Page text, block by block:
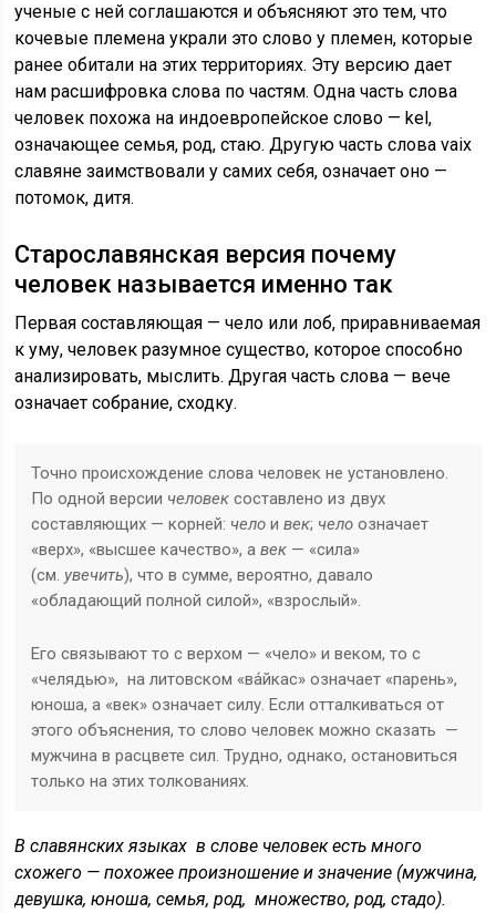
ученые с ней соглашаются и объясняют это тем, что
кочевые племена украли это слово у племен, которые
ранее обитали на этих территориях. Эту версию дает
нам расшифровка слова по частям. Одна часть слова
человек похожа на индоевропейское слово — kel,
означающее семья, род, стаю. Другую часть слова vaix
славяне заимствовали у самих себя, означает оно —
потомок, дитя.
Старославянская версия почему
человек называется именно так
Первая составляющая — чело или лоб, приравниваемая
к уму, человек разумное существо, которое способно
анализировать, мыслить. Другая часть слова — вече
означает собрание, сходку.
Точно происхождение слова человек не установлено.
По одной версии человек составлено из двух
составляющих — корней: чело ивек; чело означает
«верх», «высшее качество», авек — «сила»
(см. увечить), что в сумме, вероятно, давало
«обладающий полной силой», «взрослый».
Его связывают то с верхом — «чело» и веком, то с
«челядью», на литовском «ва́йкас» означает «парень»,
юноша, а «век» означает силу. Если отталкиваться от
этого объяснения, то слово человек можно сказать —
мужчина в расцвете сил. Трудно, однако, остановиться
только на этих толкованиях.
В славянских языках в слове человек есть много
схожего — похожее произношение и значение (мужчина,
девушка, юноша, семья, род, множество, род, стадо).